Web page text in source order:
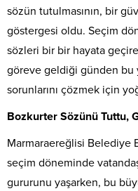
sözün tutulmasının, bir
göstergesi oldu. Seçim
sözleri bir bir hayata
göreve geldiği günden bu
sorunlarını çözmek için
Bozkurter Sözünü Tuttu,
Marmaraereğlisi Belediye
seçim döneminde
gururunu yaşarken, bu